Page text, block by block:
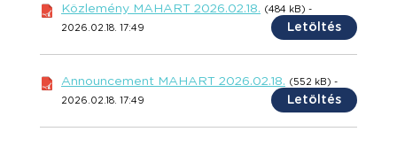
Közlemény MAHART 2026.02.18. (484 kB) -
2026.02.18. 17:49 Letöltés
Announcement MAHART 2026.02.18. (552 kB) -
2026.02.18. 17:49 Letöltés